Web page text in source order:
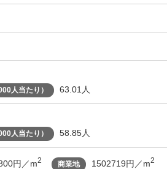
人当たり） 63.01人
人当たり） 58.85人
円／m2 商業地 1502719円／m2